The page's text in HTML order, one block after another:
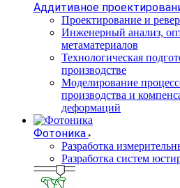
Аддитивное
Проектирование и
Инженерный анализ,
метаматериалов
Технологическая
производстве
Моделирование
производства и
деформаций
Фотоника
Разработка
Разработка систем